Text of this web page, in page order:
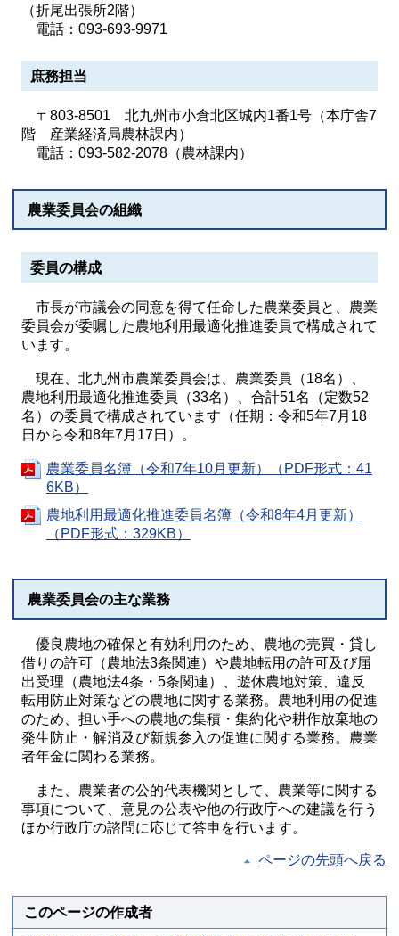
（折尾出張所2階）
電話：093-693-9971
庶務担当
〒803-8501 北九州市小倉北区城内1番1号（本庁舎7
階 産業経済局農林課内）
電話：093-582-2078（農林課内）
農業委員会の組織
委員の構成
市長が市議会の同意を得て任命した農業委員と、農業
委員会が委嘱した農地利用最適化推進委員で構成されて
います。
現在、北九州市農業委員会は、農業委員（18名）、
農地利用最適化推進委員（33名）、合計51名（定数52
名）の委員で構成されています（任期：令和5年7月18
日から令和8年7月17日）。
農業委員名簿（令和7年10月更新）（PDF形式：41
6KB）
農地利用最適化推進委員名簿（令和8年4月更新）
（PDF形式：329KB）
農業委員会の主な業務
優良農地の確保と有効利用のため、農地の売買・貸し
借りの許可（農地法3条関連）や農地転用の許可及び届
出受理（農地法4条・5条関連）、遊休農地対策、違反
転用防止対策などの農地に関する業務。農地利用の促進
のため、担い手への農地の集積・集約化や耕作放棄地の
発生防止・解消及び新規参入の促進に関する業務。農業
者年金に関わる業務。
また、農業者の公的代表機関として、農業等に関する
事項について、意見の公表や他の行政庁への建議を行う
ほか行政庁の諮問に応じて答申を行います。
ページの先頭へ戻る
このページの作成者